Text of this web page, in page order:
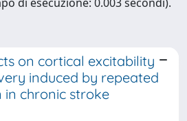
on cortical excitability
induced by repeated
in chronic stroke